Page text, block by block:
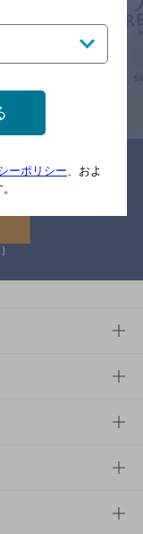
載情報については、
すので、
ようお願い申し上げま
ーポリシー、およ